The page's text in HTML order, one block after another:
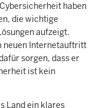
haben
die wichtige
aufzeigt.
neuen Internetauftritt
sorgen, dass er
ist kein
Land ein klares